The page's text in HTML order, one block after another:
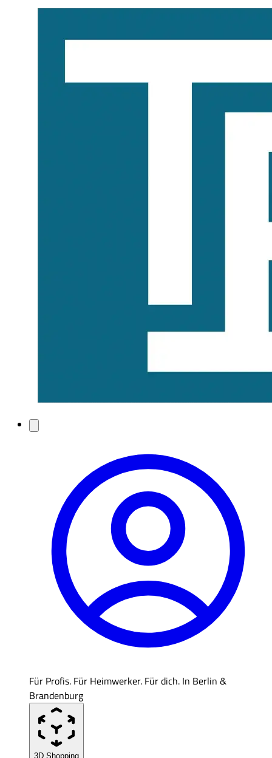
Für Profis. Für Heimwerker. Für dich. In Berlin &
Brandenburg
3D Shopping